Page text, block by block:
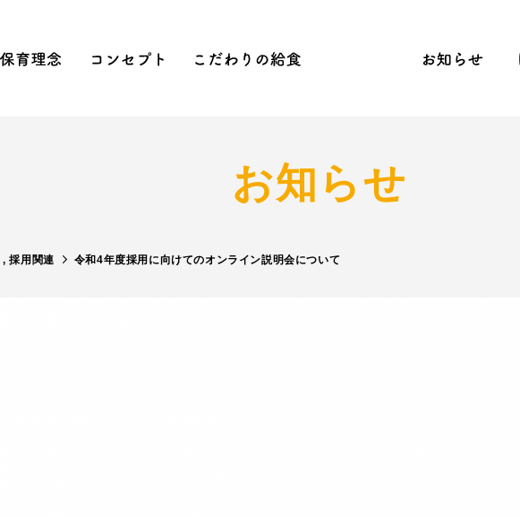
保育理念 コンセプト 保育活動
お知らせ
,採用関連 令和4年度採用に向けてのオンライン説明会について